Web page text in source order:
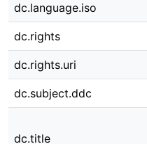
dc.language.iso
dc.rights
dc.rights.uri
dc.subject.ddc
dc.title